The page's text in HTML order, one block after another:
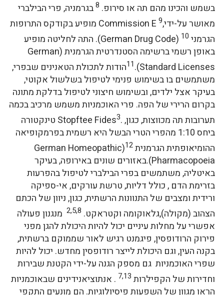
בשמש והכינו מהם תה או סירופ.
בגרמניה, פרי הבילברי
מאושר על-ידי,Commission E9
מופיע בקודקס התרופות
הגרמני 10
(German Drug Code). התה לחליטה מופיע
באופן רשמי ברשימה הסטנדרטית הגרמנית (German
Standard Licenses).
11הודות לתכולת הטאנינים שבפרי,
משתמשים בו בשימוש פנימי לטיפול בשלשול אקוטי,
בעיקר אצל ילדים, ובשימוש חיצוני לטיפול בדלקת מתונה
בקרום הרירי של הפה. פרי האוכמניות משמש מרכיב בכמה
תערובות תה מכווצות, כגון, .Stopftee Fides3
טינקטורה
ביחס 1:10 מהפרי הטרי הבשל היא רשמית בפרמקופיאה
ההומיאופתית הגרמנית12
(German Homeopathic
Pharmacopoeia).באזורים שונים באירופה, בעיקר
באיטליה, משתמשים בפרי הבילברי לטיפול בהפרעות
בזרימת הדם , כולל דליות, טרשת עורקים, אי-ספיקה
ורידית ומצבים של התנוונות הרשתית, כגון, ניוון של הכתם
הצהוב (מקולה),גלאוקומה וקטראקט. 2,5,8מנגנון פעולה
אפשרי על מחלות עיניים יכול להיות היכולת להגן מפני
פירוק הרודופסין, פיגמנט רגיש לאור שממוקם ברשתית,
בקנה העין, וגם היכולת לייצר רודופסין מחדש. יכול להיות
שפרי האוכמניות גם מספק הגנה על-ידי הקטנת שבירות
וחדירות של הקפילרות 7,13 . אנתוציאנידינים שבאוכמניות
הראו מגוון של השפעות פיסיולוגיות. הם מונעים התקפי